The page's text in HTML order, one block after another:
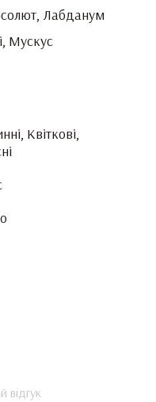
Лабданум
Мускус
Квіткові,
відгук